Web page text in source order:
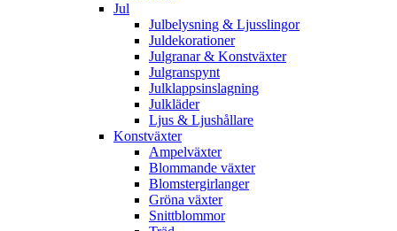
Jul
Julbelysning & Ljusslingor
Juldekorationer
Julgranar & Konstväxter
Julgranspynt
Julklappsinslagning
Julkläder
Ljus & Ljushållare
Konstväxter
Ampelväxter
Blommande växter
Blomstergirlanger
Gröna växter
Snittblommor